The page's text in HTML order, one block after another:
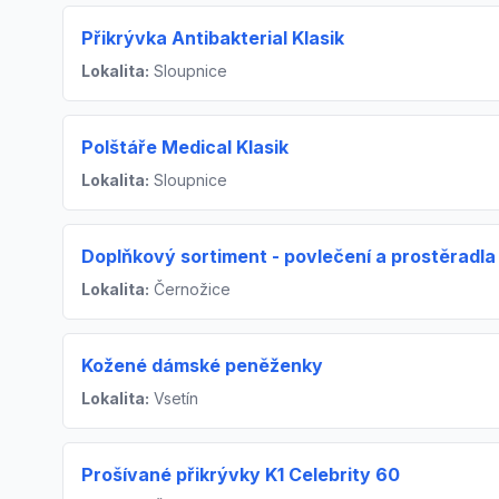
Přikrývka Antibakterial Klasik
Lokalita: Sloupnice
Polštáře Medical Klasik
Lokalita: Sloupnice
Doplňkový sortiment - povlečení a prostěradla
Lokalita: Černožice
Kožené dámské peněženky
Lokalita: Vsetín
Prošívané přikrývky K1 Celebrity 60